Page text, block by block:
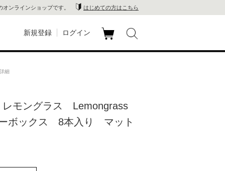
ンラインショップです。 はじめての方はこちら
蔦
新規登録 ログイン
細
モングラス Lemongrass
ボックス 8本入り マット